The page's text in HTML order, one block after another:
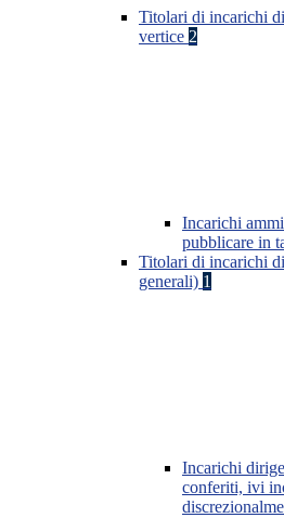
Titolari di incarichi
vertice 2
Incarichi
pubblicare in
Titolari di incarichi
generali) 1
Incarichi
conferiti, ivi